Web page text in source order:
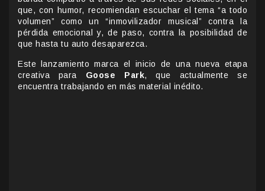
que, con humor, recomiendan escuchar el tema “a todo
volumen” como un “inmovilizador musical” contra la
pérdida emocional y, de paso, contra la posibilidad de
que hasta tu auto desaparezca.
Este lanzamiento marca el inicio de una nueva etapa
creativa para Goose Park, que actualmente se
encuentra trabajando en más material inédito.